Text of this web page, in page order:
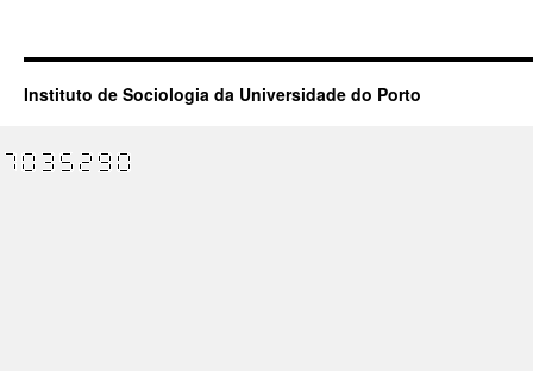
Instituto de Sociologia da Universidade do Porto